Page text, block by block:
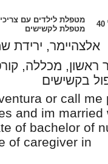
מטפלת לילדים עם
מטפלת לקשישים
אלצהיימר, ירידת
ראשון, מכללה,
בקשישים
or call me
and im married
of bachelor of
of caregiver in